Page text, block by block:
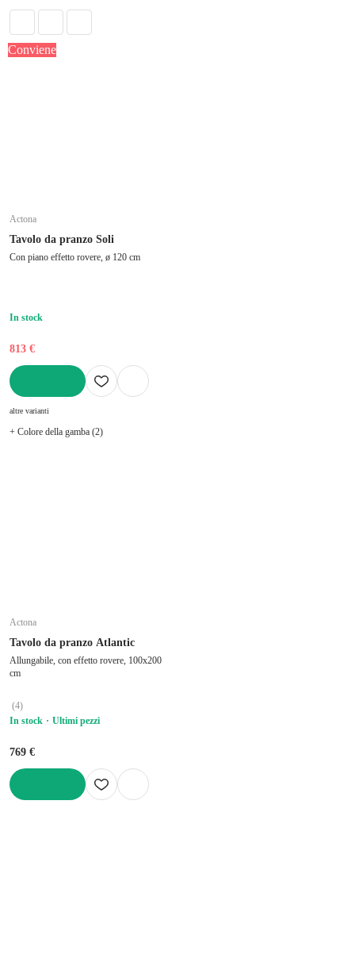
Conviene
Actona
Tavolo da pranzo Soli
Con piano effetto rovere, ø 120 cm
In stock
813 €
altre varianti
+ Colore della gamba (2)
Actona
Tavolo da pranzo Atlantic
Allungabile, con effetto rovere, 100x200
cm
(4)
In stock
Ultimi pezzi
769 €